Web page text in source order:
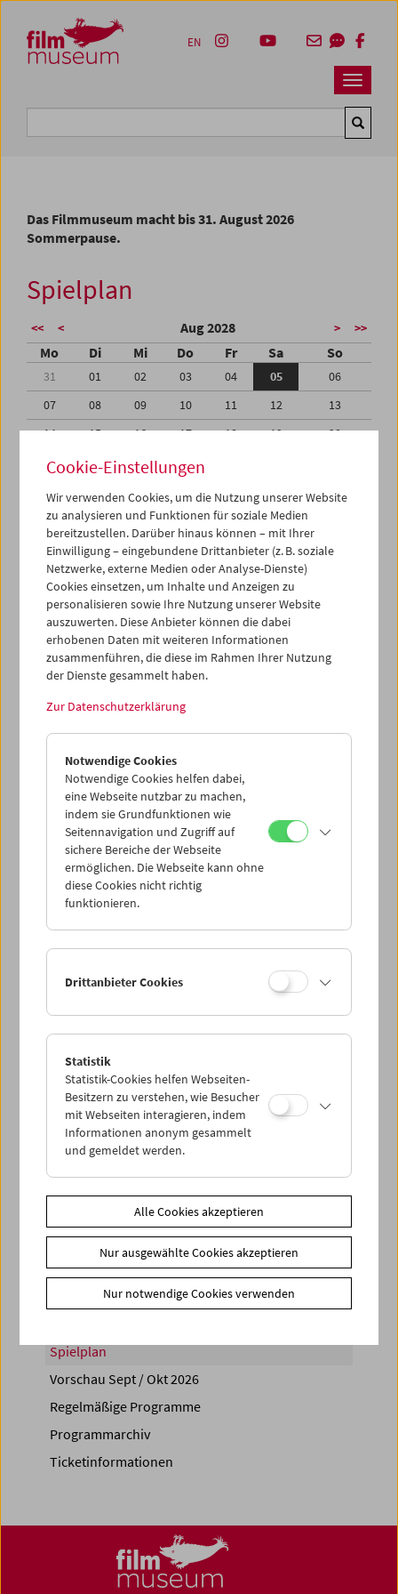
Zum Inhalt
Zum Hauptmenü
Zur Servicenavigation
Zum Suche
Navbar
EN
Das Filmmuseum macht bis 31. August 2026
Sommerpause.
Spielplan
<< < Aug 2028 > >>
Mo Di Mi Do Fr Sa So
31 01 02 03 04 05
06
07
08 09 10 11 12
13
14
15 16 17 18 19
20
21
22 23 24
28
30 01
03
04
05 06 07 08 09
iCalender
Programmheft-PDF
English language or subtitles
< Vorherige Woche
Mo 31.7.
Di 1.8.
Mi 2.8.
Do 3.8.
Sa 5.8.
PROGRAMM ÜBERBLICK
Share on
Spielplan
Vorschau Sept / Okt 2026
Regelmäßige Programme
Programmarchiv
Ticketinformationen
Cookie-Einstellungen
Wir verwenden Cookies, um die Nutzung unserer Website
zu analysieren und Funktionen für soziale Medien
bereitzustellen. Darüber hinaus können – mit Ihrer
Einwilligung – eingebundene Drittanbieter (z. B. soziale
Netzwerke, externe Medien oder Analyse-Dienste)
Cookies einsetzen, um Inhalte und Anzeigen zu
personalisieren sowie Ihre Nutzung unserer Website
auszuwerten. Diese Anbieter können die dabei
erhobenen Daten mit weiteren Informationen
zusammenführen, die diese im Rahmen Ihrer Nutzung
der Dienste gesammelt haben.
Zur Datenschutzerklärung
Notwendige Cookies
Notwendige Cookies helfen dabei,
eine Webseite nutzbar zu machen,
indem sie Grundfunktionen wie
Seitennavigation und Zugriff auf
sichere Bereiche der Webseite
ermöglichen. Die Webseite kann ohne
diese Cookies nicht richtig
funktionieren.
Drittanbieter Cookies
Statistik
Statistik-Cookies helfen Webseiten-
Besitzern zu verstehen, wie Besucher
mit Webseiten interagieren, indem
Informationen anonym gesammelt
und gemeldet werden.
Alle Cookies akzeptieren
Nur ausgewählte Cookies akzeptieren
Nur notwendige Cookies verwenden